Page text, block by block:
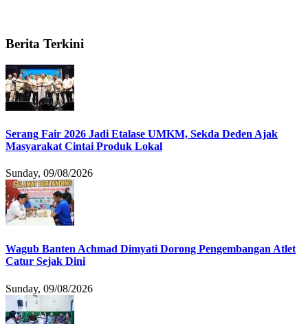
Berita Terkini
Serang Fair 2026 Jadi Etalase UMKM, Sekda Deden Ajak
Masyarakat Cintai Produk Lokal
Sunday, 09/08/2026
Wagub Banten Achmad Dimyati Dorong Pengembangan Atlet
Catur Sejak Dini
Sunday, 09/08/2026